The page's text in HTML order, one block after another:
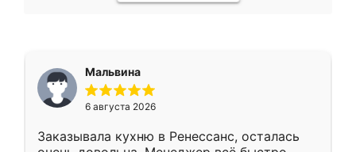
Мальвина
6 августа 2026
Заказывала кухню в Ренессанс, осталась